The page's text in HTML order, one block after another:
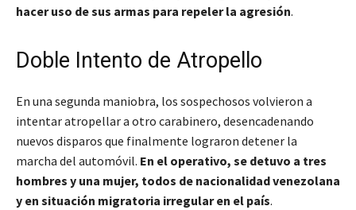
hacer uso de sus armas para repeler la agresión.
Doble Intento de Atropello
En una segunda maniobra, los sospechosos volvieron a
intentar atropellar a otro carabinero, desencadenando
nuevos disparos que finalmente lograron detener la
marcha del automóvil. En el operativo, se detuvo a tres
hombres y una mujer, todos de nacionalidad venezolana
y en situación migratoria irregular en el país.